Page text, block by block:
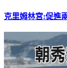
克里姆林宮:促進